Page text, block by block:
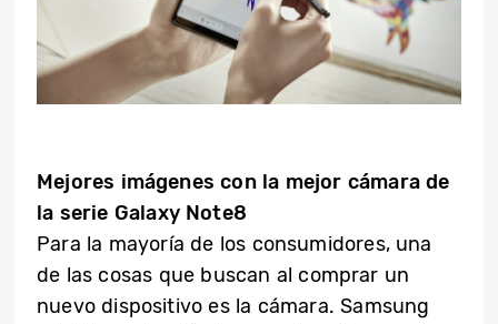
Mejores imágenes con la mejor cámara de
la serie Galaxy Note8
Para la mayoría de los consumidores, una
de las cosas que buscan al comprar un
nuevo dispositivo es la cámara. Samsung